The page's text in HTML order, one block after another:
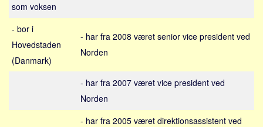
Thailand
Italien
Grækenland
USA
som voksen
- bor i
Hovedstaden
(Danmark)
- har fra 2008 været senior vice president ved
Norden
- har fra 2007 været vice president ved
Norden
- har fra 2005 været direktionsassistent ved